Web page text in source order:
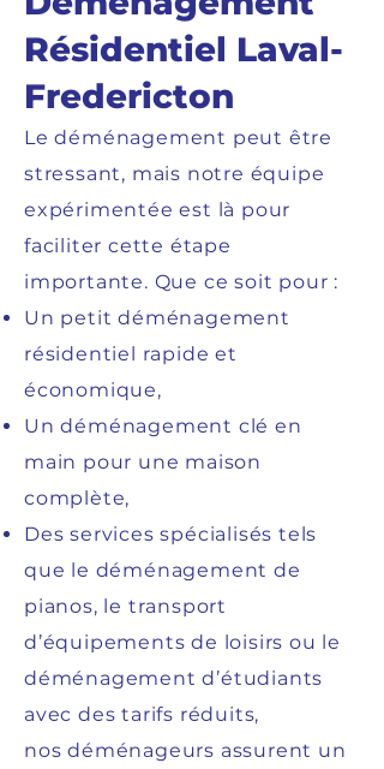
Résidentiel Laval-
Fredericton
Le déménagement peut être
stressant, mais notre équipe
expérimentée est là pour
faciliter cette étape
importante. Que ce soit pour :
Un petit déménagement
résidentiel rapide et
économique,
Un déménagement clé en
main pour une maison
complète,
Des services spécialisés tels
que le déménagement de
pianos, le transport
d’équipements de loisirs ou le
déménagement d’étudiants
avec des tarifs réduits,
nos déménageurs assurent un